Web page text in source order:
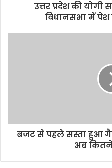
उत्तर प्रदेश की
विधानसभा में पेश
बजट से पहले सस्ता हुआ
अब